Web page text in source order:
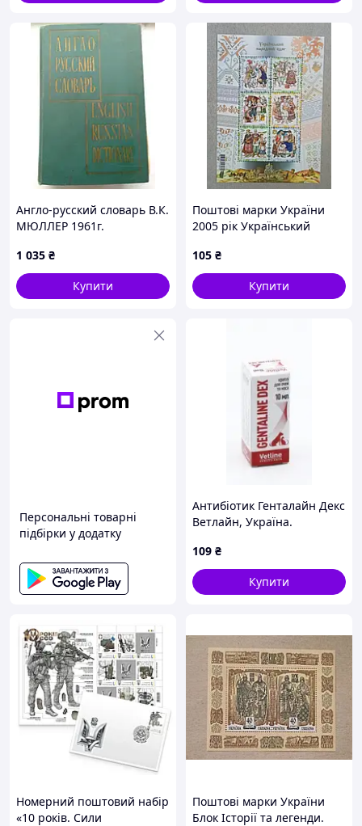
Англо-русский словарь В.К.
МЮЛЛЕР 1961г.
1 035 ₴
Купити
Поштові марки України
2005 рік Український
105 ₴
Купити
Персональні товарні
підбірки у додатку
Антибіотик Генталайн Декс
Ветлайн, Україна.
109 ₴
Купити
Номерний поштовий набір
«10 років. Сили
Поштові марки України
Блок Історії та легенди.